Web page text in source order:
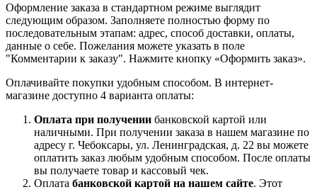
Оформление заказа в стандартном режиме выглядит
следующим образом. Заполняете полностью форму по
последовательным этапам: адрес, способ доставки, оплаты,
данные о себе. Пожелания можете указать в поле
"Комментарии к заказу". Нажмите кнопку «Оформить заказ».
Оплачивайте покупки удобным способом. В интернет-
магазине доступно 4 варианта оплаты:
Оплата при получении банковской картой или
наличными. При получении заказа в нашем магазине по
адресу г. Чебоксары, ул. Ленинградская, д. 22 вы можете
оплатить заказ любым удобным способом. После оплаты
вы получаете товар и кассовый чек.
Оплата банковской картой на нашем сайте. Этот